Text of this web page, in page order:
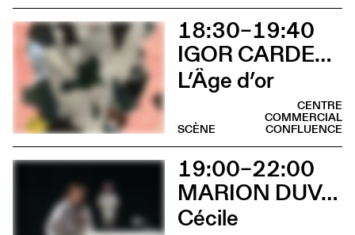
18:30–19:40
IGOR CARDELLINI & TOMAS GONZALEZ
L’Âge d’or
CENTRE
COMMERCIAL
CONFLUENCE
SCÈNE
19:00–22:00
MARION DUVAL - CHRIS CADILLAC
Cécile